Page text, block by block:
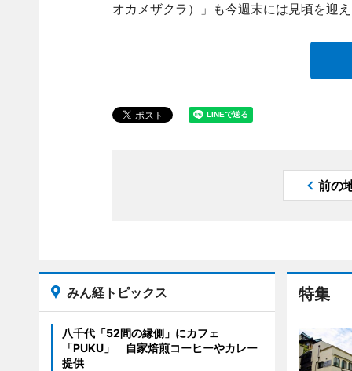
オカメザクラ）」も今週末には見頃を迎
前の
特集
みん経トピックス
八千代「52間の縁側」にカフェ
「PUKU」 自家焙煎コーヒーやカレー
提供